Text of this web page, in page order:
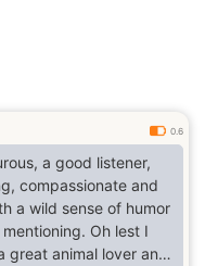
0.6
a good listener,
compassionate and
a wild sense of humor
Oh lest I
great animal lover and